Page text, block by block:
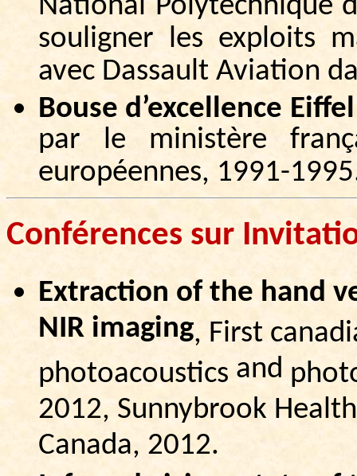
National Polytechnique
souligner les exploits
avec Dassault Aviation
Bouse d’excellence
par le ministère
européennes, 1991-
Conférences sur
Extraction of the hand
NIR imaging, First
photoacoustics and
2012, Sunnybrook
Canada, 2012.